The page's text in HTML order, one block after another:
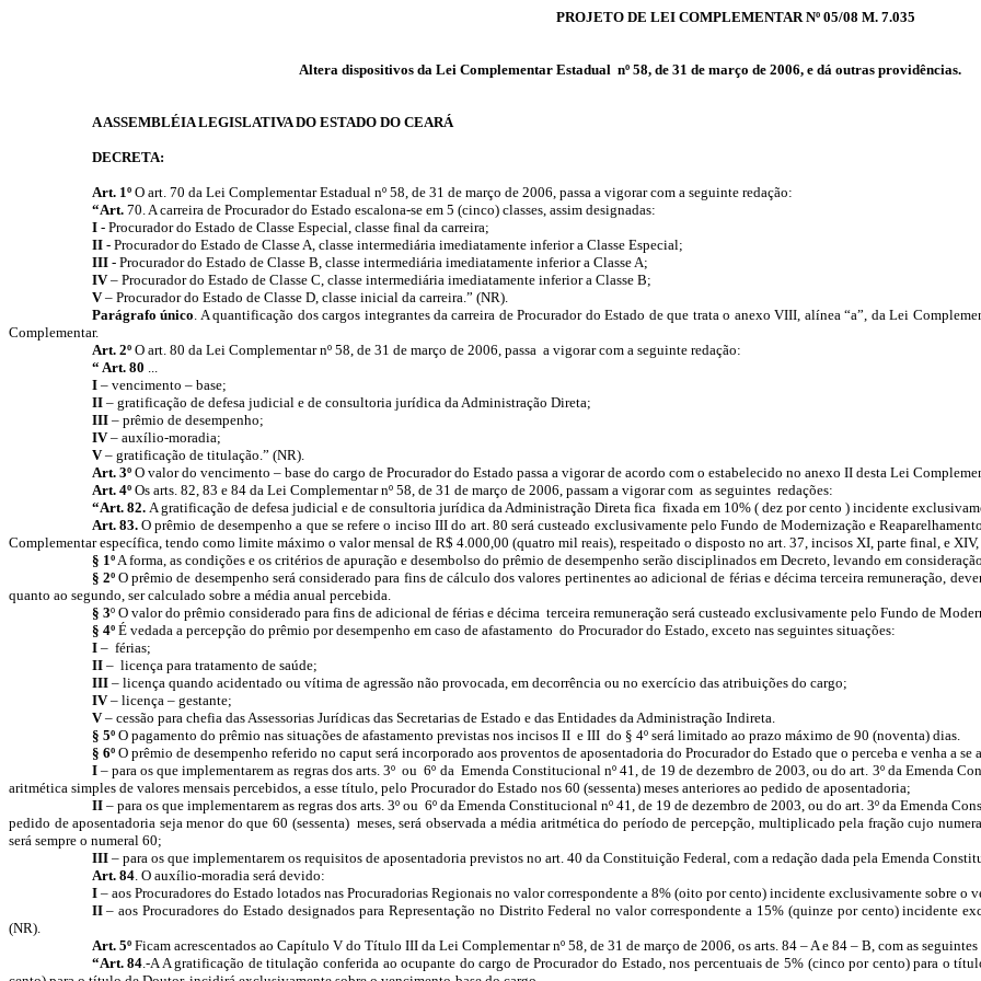
PROJETO DE LEI COMPLEMENTAR Nº 05/08 M. 7.035
Altera dispositivos da Lei Complementar Estadual nº 58, de 31 de março de 2006, e dá outras providências.
A ASSEMBLÉIA LEGISLATIVA DO ESTADO DO CEARÁ
DECRETA:
Art. 1ºO art. 70 da Lei Complementar Estadual nº 58, de 31 de março de 2006, passa a vigorar com a seguinte redação:
“Art.70. A carreira de Procurador do Estado escalona-se em 5 (cinco) classes, assim designadas:
I- Procurador do Estado de Classe Especial, classe final da carreira;
II- Procurador do Estado de Classe A, classe intermediária imediatamente inferior a Classe Especial;
III- Procurador do Estado de Classe B, classe intermediária imediatamente inferior a Classe A;
IV– Procurador do Estado de Classe C, classe intermediária imediatamente inferior a Classe B;
V– Procurador do Estado de Classe D, classe inicial da carreira.” (NR).
Parágrafo único. A quantificação dos cargos integrantes da carreira de Procurador do Estado de que trata o anexo VIII, alínea “a”, da Lei
Complementar.
Art. 2º O art. 80 da Lei Complementar nº 58, de 31 de março de 2006, passa a vigorar com a seguinte redação:
“ Art. 80 ...
I– vencimento – base;
II– gratificação de defesa judicial e de consultoria jurídica da Administração Direta;
III– prêmio de desempenho;
IV– auxílio-moradia;
V– gratificação de titulação.” (NR).
Art. 3ºO valor do vencimento – base do cargo de Procurador do Estado passa a vigorar de acordo com o estabelecido no anexo II desta Lei
Art. 4ºOs arts. 82, 83 e 84 da Lei Complementar nº 58, de 31 de março de 2006, passam a vigorar com as seguintes redações:
“Art. 82. Agratificação de defesa judicial e de consultoria jurídica da Administração Direta fica fixada em 10% ( dez por cento ) incidente
Art. 83.O prêmio de desempenho a que se refere o inciso III do art. 80 será custeado exclusivamente pelo Fundo de Modernização e
Complementar específica, tendo como limite máximo o valor mensal de R$ 4.000,00 (quatro mil reais), respeitado o disposto no art. 37, incisos XI, parte final, e
§ 1ºA forma, as condições e os critérios de apuração e desembolso do prêmio de desempenho serão disciplinados em Decreto, levando em
§ 2ºO prêmio de desempenho será considerado para fins de cálculo dos valores pertinentes ao adicional de férias e décima terceira remuneração,
quanto ao segundo, ser calculado sobre a média anual percebida.
§ 3º O valor do prêmio considerado para fins de adicional de férias e décima terceira remuneração será custeado exclusivamente pelo Fundo de
§ 4ºÉ vedada a percepção do prêmio por desempenho em caso de afastamento do Procurador do Estado, exceto nas seguintes situações:
I– férias;
II– licença para tratamento de saúde;
III– licença quando acidentado ou vítima de agressão não provocada, em decorrência ou no exercício das atribuições do cargo;
IV– licença – gestante;
V– cessão para chefia das Assessorias Jurídicas das Secretarias de Estado e das Entidades da Administração Indireta.
§ 5ºO pagamento do prêmio nas situações de afastamento previstas nos incisos II e III do § 4º será limitado ao prazo máximo de 90 (noventa) dias.
§ 6ºO prêmio de desempenho referido no caput será incorporado aos proventos de aposentadoria do Procurador do Estado que o perceba e venha a
I– para os que implementarem as regras dos arts. 3º ou 6º da Emenda Constitucional nº 41, de 19 de dezembro de 2003, ou do art. 3º da Emenda
aritmética simples de valores mensais percebidos, a esse título, pelo Procurador do Estado nos 60 (sessenta) meses anteriores ao pedido de aposentadoria;
II– para os que implementarem as regras dos arts. 3º ou 6º da Emenda Constitucional nº 41, de 19 de dezembro de 2003, ou do art. 3º da Emenda
pedido de aposentadoria seja menor do que 60 (sessenta) meses, será observada a média aritmética do período de percepção, multiplicado pela fração cujo
será sempre o numeral 60;
III– para os que implementarem os requisitos de aposentadoria previstos no art. 40 da Constituição Federal, com a redação dada pela Emenda
Art. 84. O auxílio-moradia será devido:
I– aos Procuradores do Estado lotados nas Procuradorias Regionais no valor correspondente a 8% (oito por cento) incidente exclusivamente sobre o
II– aos Procuradores do Estado designados para Representação no Distrito Federal no valor correspondente a 15% (quinze por cento) incidente
(NR).
Art. 5º Ficam acrescentados ao Capítulo V do Título III da Lei Complementar nº 58, de 31 de março de 2006, os arts. 84 – A e 84 – B, com as seguintes
“Art. 84.-A A gratificação de titulação conferida ao ocupante do cargo de Procurador do Estado, nos percentuais de 5% (cinco por cento) para o